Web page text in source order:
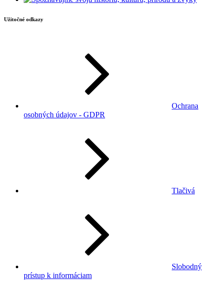
Užitočné odkazy
Ochrana
osobných údajov - GDPR
Tlačivá
Slobodný
prístup k informáciam